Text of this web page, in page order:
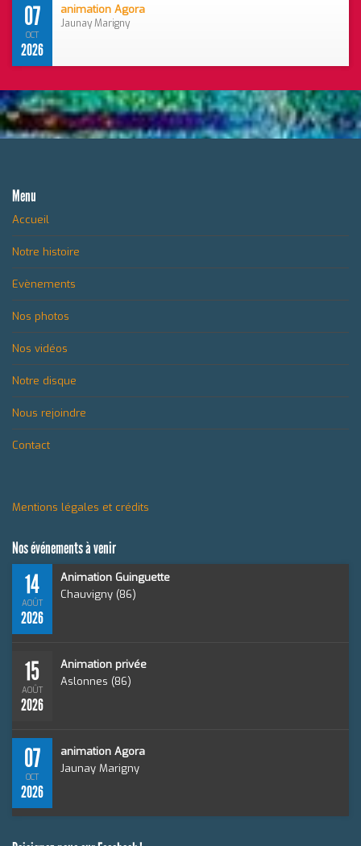
07
OCT
2026
animation Agora
Jaunay Marigny
Menu
Accueil
Notre histoire
Evènements
Nos photos
Nos vidéos
Notre disque
Nous rejoindre
Contact
Mentions légales et crédits
Nos événements à venir
14
AOÛT
2026
Animation Guinguette
Chauvigny (86)
15
AOÛT
2026
Animation privée
Aslonnes (86)
07
OCT
2026
animation Agora
Jaunay Marigny